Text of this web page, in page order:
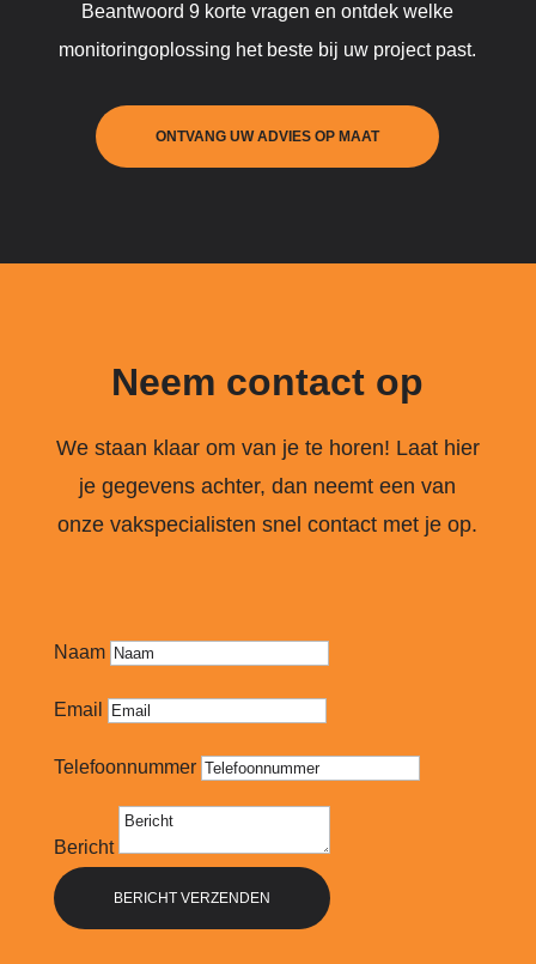
Beantwoord 9 korte vragen en ontdek welke
monitoringoplossing het beste bij uw project past.
ONTVANG UW ADVIES OP MAAT
Neem contact op
We staan klaar om van je te horen! Laat hier
je gegevens achter, dan neemt een van
onze vakspecialisten snel contact met je op.
Naam
Email
Telefoonnummer
Bericht
BERICHT VERZENDEN